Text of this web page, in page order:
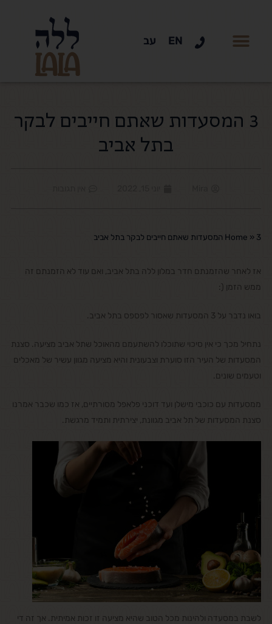
EN עב
3 המסעדות שאתם חייבים לבקר
בתל אביב
Home » 3 המסעדות שאתם חייבים לבקר בתל אביב
אז לאחר שהזמנתם חדר במלון ללה בתל אביב, ואם עוד לא הזמנתם זה
ממש הזמן (:
בואו נדבר על 3 המסעדות שאסור לפספס בתל אביב.
נתחיל מכך כי אין סיכוי שתוכלו להשתעמם מהאוכל שתל אביב מציעה. סצנת
המסעדות של העיר הזו סוערת וצבעונית והיא מציעה מגוון עשיר של מאכלים
וטעמים שונים.
ממסעדות עם כוכבי מישלן ועד דוכני פלאפל מסורתיים, אז כמו שכבר אמרנו
סצנת המסעדות של תל אביב מגוונת, יצירתית ותמיד מרגשת.
לשבת במסעדה ולהינות מכל הטוב שהיא מציעה זו זכות אמיתית. אך זה די